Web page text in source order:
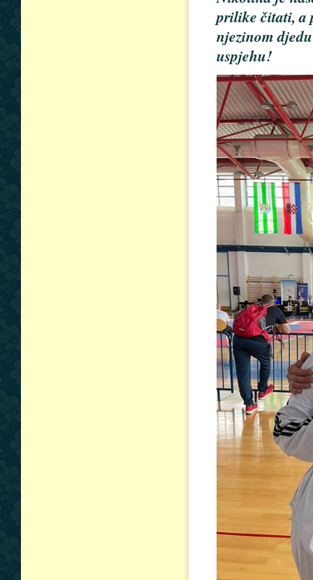
prilike čitati, a
njezinom
uspjehu!